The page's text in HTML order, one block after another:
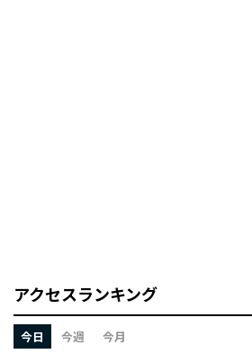
アクセスランキング
今日 今週 今月